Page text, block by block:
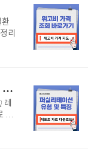
있
기
리
퍼실리테이션 기법 레포트 다운로드 바로가기
레
1,
육